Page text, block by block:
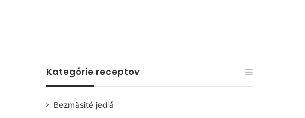
Kategórie receptov
Bezmäsité jedlá